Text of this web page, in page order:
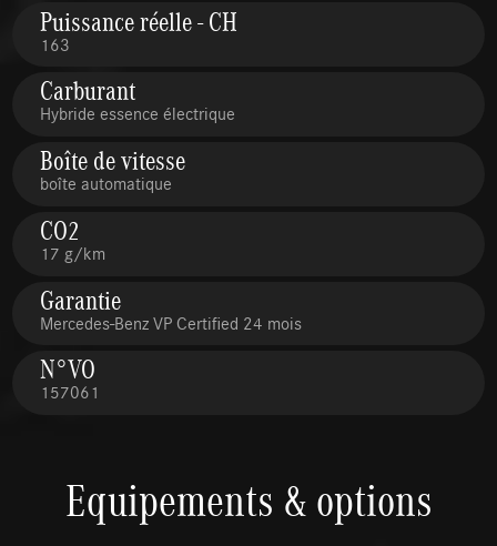
Puissance réelle - CH
163
Carburant
Hybride essence électrique
Boîte de vitesse
boîte automatique
CO2
17 g/km
Garantie
Mercedes-Benz VP Certified 24 mois
N°VO
157061
Equipements & options